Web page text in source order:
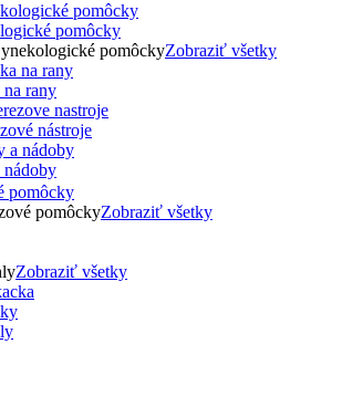
pomôcky
pomôckyZobraziť všetky
rany
nástroje
pomôcky
pomôckyZobraziť všetky
Zobraziť všetky